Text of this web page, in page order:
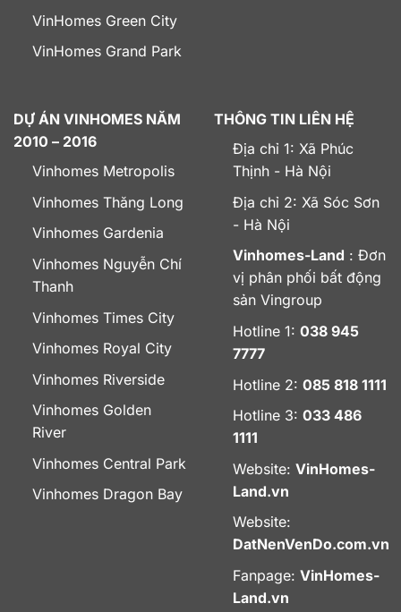
VinHomes Green City
VinHomes Grand Park
DỰ ÁN VINHOMES NĂM
2010 – 2016
Vinhomes Metropolis
Vinhomes Thăng Long
Vinhomes Gardenia
Vinhomes Nguyễn Chí
Thanh
Vinhomes Times City
Vinhomes Royal City
Vinhomes Riverside
Vinhomes Golden
River
Vinhomes Central Park
Vinhomes Dragon Bay
THÔNG TIN LIÊN HỆ
Địa chỉ 1: Xã Phúc
Thịnh - Hà Nội
Địa chỉ 2: Xã Sóc Sơn
- Hà Nội
Vinhomes-Land : Đơn
vị phân phối bất động
sản Vingroup
Hotline 1: 038 945
7777
Hotline 2: 085 818 1111
Hotline 3: 033 486
1111
Website: VinHomes-
Land.vn
Website:
DatNenVenDo.com.vn
Fanpage: VinHomes-
Land.vn